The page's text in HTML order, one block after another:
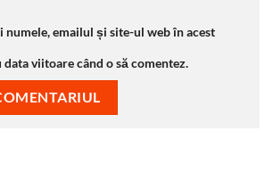
numele, emailul și site-ul web în acest
viitoare când o să comentez.